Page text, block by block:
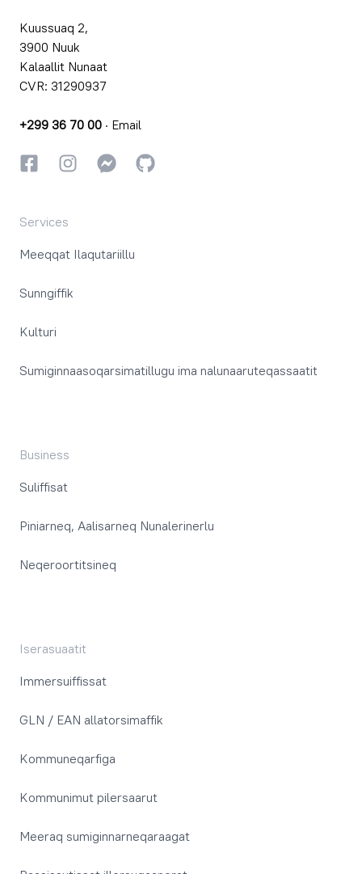
Kuussuaq 2,
3900 Nuuk
Kalaallit Nunaat
CVR: 31290937
+299 36 70 00 · Email
FacebookkiInstagrammiInstagrammi
GitHub
Services
Meeqqat Ilaqutariillu
Sunngiffik
Kulturi
Sumiginnaasoqarsimatillugu ima nalunaaruteqassaatit
Business
Suliffisat
Piniarneq, Aalisarneq Nunalerinerlu
Neqeroortitsineq
Iserasuaatit
Immersuiffissat
GLN / EAN allatorsimaffik
Kommuneqarfiga
Kommunimut pilersaarut
Meeraq sumiginnarneqaraagat